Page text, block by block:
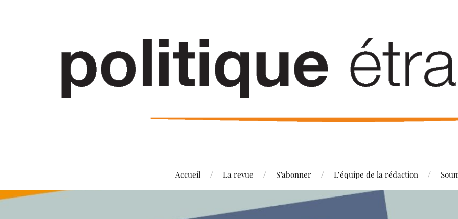
Accueil La revue S’abonner L’équipe de la rédaction